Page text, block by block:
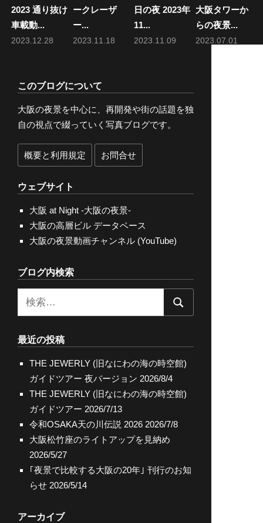
2023 通り抜け
車載動...
2023.12.28
ークレーザ
ー...
2023.11.18
日の夜 2023年
11...
2023.11.09
大阪タワーか
らの夜景...
2023.07.01
このブログについて
大阪の夜景を中心に、再開発や街の話題を独
自の視点で綴っていく写真ブログです。
概要と利用規定 お問合せ
ウェブサイト
大阪 at Night -大阪の夜景-
大阪の高層ビル データベース
大阪の夜景動画チャンネル (YouTube)
ブログ内検索
検
最近の投稿
THE JEWERLY (旧なにわの海の時空館)
ガイドツアー 夜バージョン 2026/8/4
THE JEWERLY (旧なにわの海の時空館)
ガイドツアー 2026/7/13
令和OSAKA天の川伝説 2026 2026/7/8
大阪松竹座のライトアップを見納め
2026/5/27
｢夜景で比較する大阪の20年｣ 刊行のお知
らせ 2026/5/14
アーカイブ